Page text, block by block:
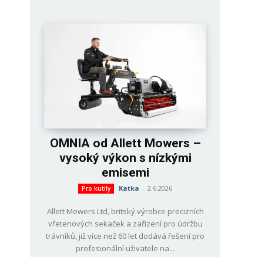
OMNIA od Allett Mowers –
vysoký výkon s nízkými
emisemi
Pro kutily Katka - 2.6.2026
Allett Mowers Ltd, britský výrobce precizních
vřetenových sekaček a zařízení pro údržbu
trávníků, již více než 60 let dodává řešení pro
profesionální uživatele na...